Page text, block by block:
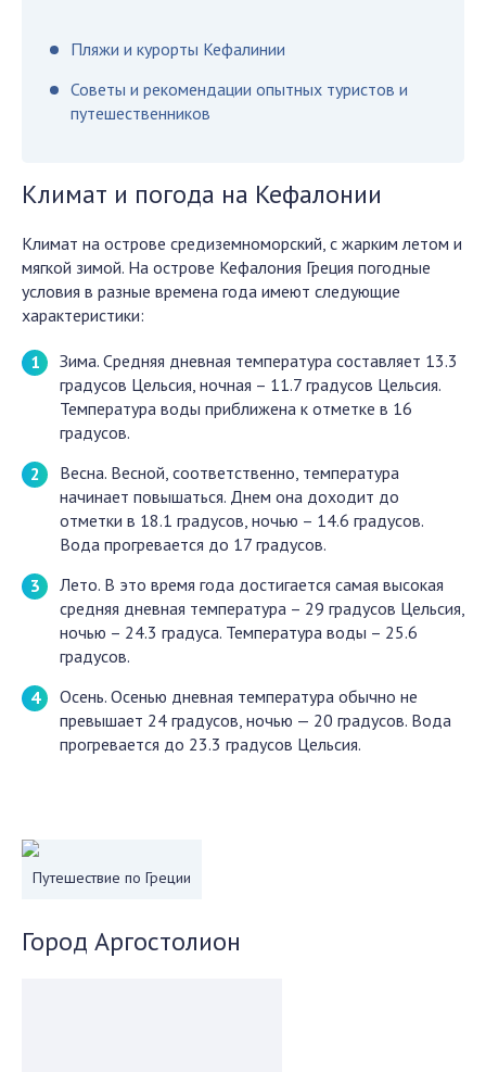
Пляжи и курорты Кефалинии
Советы и рекомендации опытных туристов и
путешественников
Климат и погода на Кефалонии
Климат на острове средиземноморский, с жарким летом и
мягкой зимой. На острове Кефалония Греция погодные
условия в разные времена года имеют следующие
характеристики:
Зима. Средняя дневная температура составляет 13.3
градусов Цельсия, ночная – 11.7 градусов Цельсия.
Температура воды приближена к отметке в 16
градусов.
Весна. Весной, соответственно, температура
начинает повышаться. Днем она доходит до
отметки в 18.1 градусов, ночью – 14.6 градусов.
Вода прогревается до 17 градусов.
Лето. В это время года достигается самая высокая
средняя дневная температура – 29 градусов Цельсия,
ночью – 24.3 градуса. Температура воды – 25.6
градусов.
Осень. Осенью дневная температура обычно не
превышает 24 градусов, ночью — 20 градусов. Вода
прогревается до 23.3 градусов Цельсия.
Путешествие по Греции
Город Аргостолион